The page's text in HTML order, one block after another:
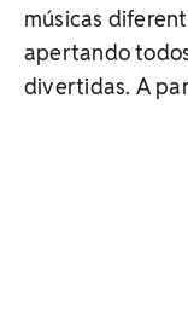
músicas
apertando
divertidas. A